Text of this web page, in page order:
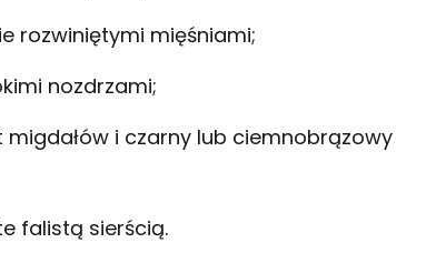
rozwiniętymi mięśniami;
nozdrzami;
migdałów i czarny lub ciemnobrązowy
falistą sierścią.